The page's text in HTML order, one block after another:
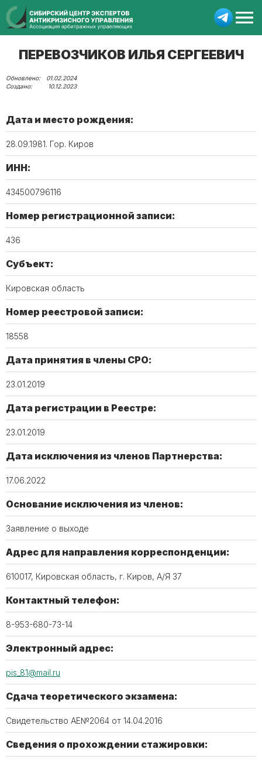
ПЕРЕВОЗЧИКОВ ИЛЬЯ СЕРГЕЕВИЧ
01.02.2024
10.12.2023
Дата и место рождения:
28.09.1981. Гор. Киров
ИНН:
434500796116
Номер регистрационной записи:
436
Субъект:
Кировская область
Номер реестровой записи:
18558
Дата принятия в члены СРО:
23.01.2019
Дата регистрации в Реестре:
23.01.2019
Дата исключения из членов Партнерства:
17.06.2022
Основание исключения из членов:
Заявление о выходе
Адрес для направления корреспонденции:
610017, Кировская область, г. Киров, А/Я 37
Контактный телефон:
8-953-680-73-14
Электронный адрес:
pis_81@mail.ru
Сдача теоретического экзамена:
Свидетельство АЕ№2064 от 14.04.2016
Сведения о прохождении стажировки: